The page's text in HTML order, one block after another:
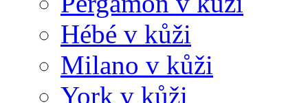
Hébé v kůži
Milano v kůži
York v kůži